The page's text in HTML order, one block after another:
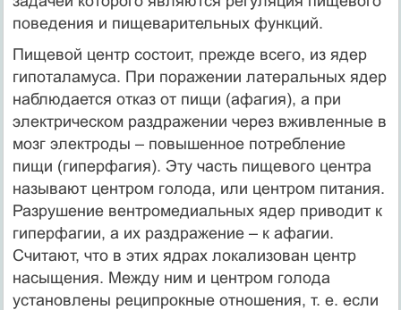
поведения и пищеварительных функций.
Пищевой центр состоит, прежде всего, из ядер
гипоталамуса. При поражении латеральных ядер
наблюдается отказ от пищи (афагия), а при
электрическом раздражении через вживленные в
мозг электроды – повышенное потребление
пищи (гиперфагия). Эту часть пищевого центра
называют центром голода, или центром питания.
Разрушение вентромедиальных ядер приводит к
гиперфагии, а их раздражение – к афагии.
Считают, что в этих ядрах локализован центр
насыщения. Между ним и центром голода
установлены реципрокные отношения, т. е. если